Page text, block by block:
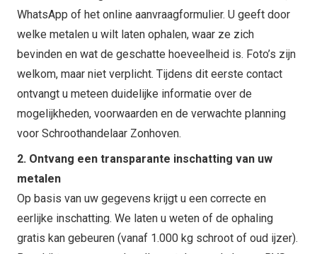
WhatsApp of het online aanvraagformulier. U geeft door
welke metalen u wilt laten ophalen, waar ze zich
bevinden en wat de geschatte hoeveelheid is. Foto’s zijn
welkom, maar niet verplicht. Tijdens dit eerste contact
ontvangt u meteen duidelijke informatie over de
mogelijkheden, voorwaarden en de verwachte planning
voor Schroothandelaar Zonhoven.
2. Ontvang een transparante inschatting van uw
metalen
Op basis van uw gegevens krijgt u een correcte en
eerlijke inschatting. We laten u weten of de ophaling
gratis kan gebeuren (vanaf 1.000 kg schroot of oud ijzer).